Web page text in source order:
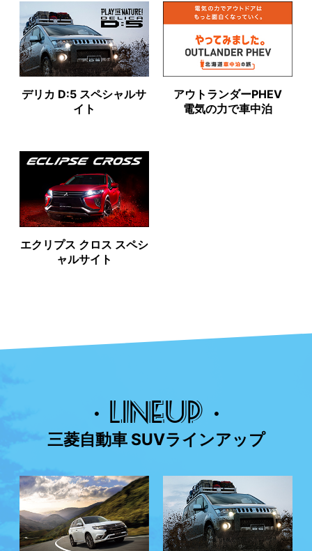
デリカ D:5 スペシャルサ
イト
アウトランダーPHEV
電気の力で車中泊
エクリプス クロス スペシ
ャルサイト
・LINEUP・
三菱自動車 SUVラインアップ